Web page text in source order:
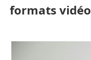
formats vidéo